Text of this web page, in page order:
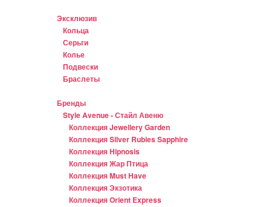
Эксклюзив
Кольца
Серьги
Колье
Подвески
Браслеты
Бренды
Style Avenue - Стайл Авеню
Коллекция Jewellery Garden
Коллекция Silver Rubies Sapphire
Коллекция Hipnosis
Коллекция Жар Птица
Коллекция Must Have
Коллекция Экзотика
Коллекция Orient Express